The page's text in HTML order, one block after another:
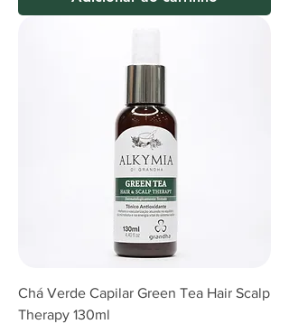
Chá Verde Capilar Green Tea Hair Scalp
Therapy 130ml